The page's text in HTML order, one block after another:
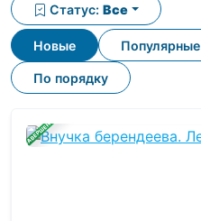
Новые Популярные
По порядку
Статус: Все
ЗАВЕРШЕНА